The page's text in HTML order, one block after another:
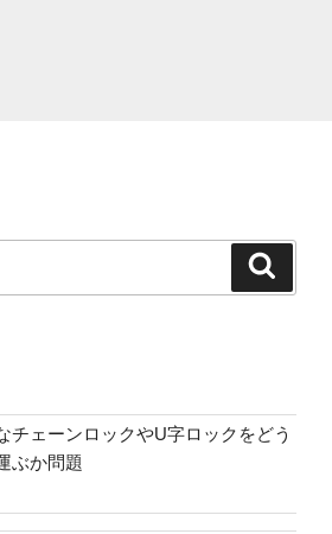
チェーンロックやU字ロックをどう
ぶか問題